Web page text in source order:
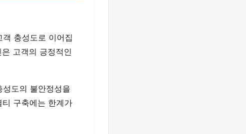
충성도로 이어집
고객의 긍정적인
도의 불안정성을
구축에는 한계가